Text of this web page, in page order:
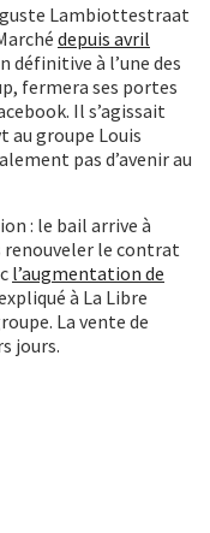
Lambiottestraat
depuis avril
définitive à l’une des
fermera ses portes
Il s’agissait
au groupe Louis
pas d’avenir au
: le bail arrive à
renouveler le contrat
l’augmentation de
à La Libre
La vente de
jours.